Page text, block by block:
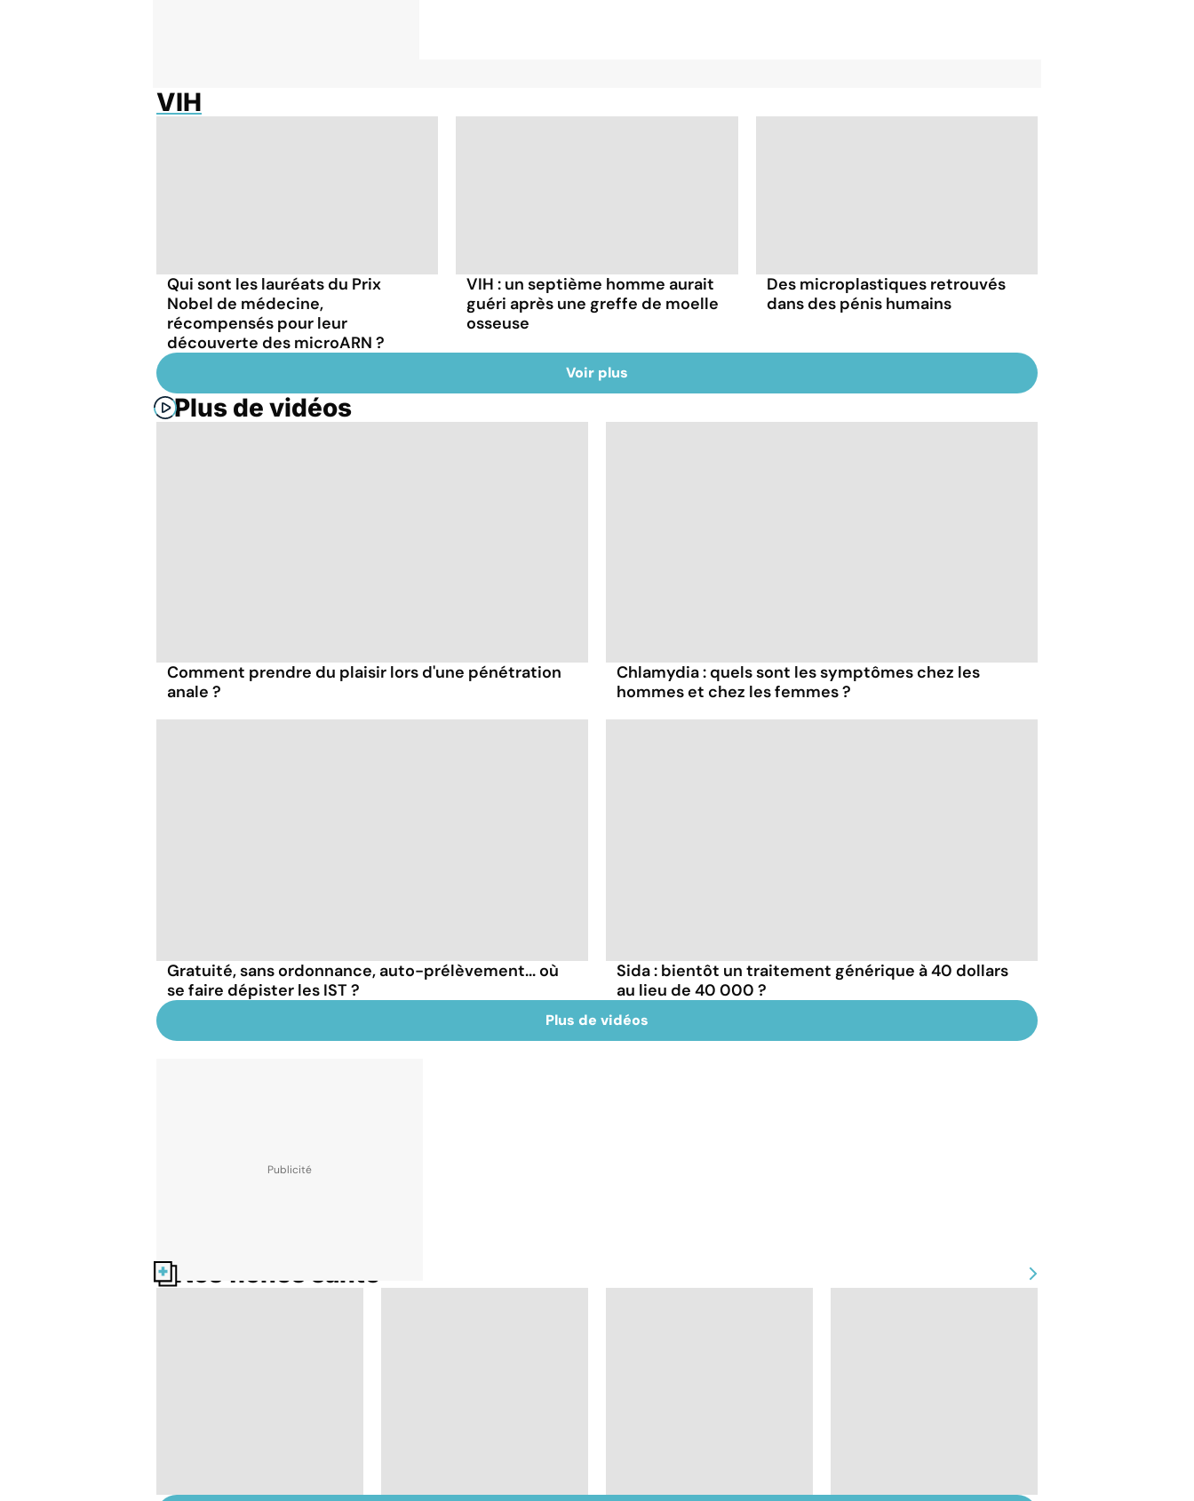
VIH
Qui sont les lauréats du Prix
Nobel de médecine,
récompensés pour leur
découverte des microARN ?
VIH : un septième homme aurait
guéri après une greffe de moelle
osseuse
Des microplastiques retrouvés
dans des pénis humains
Voir plus
Plus de vidéos
Comment prendre du plaisir lors d'une pénétration
anale ?
Chlamydia : quels sont les symptômes chez les
hommes et chez les femmes ?
Gratuité, sans ordonnance, auto-prélèvement... où
se faire dépister les IST ?
Sida : bientôt un traitement générique à 40 dollars
au lieu de 40 000 ?
Plus de vidéos
Nos fiches santé